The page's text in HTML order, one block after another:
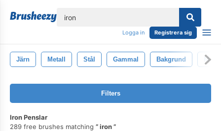
Logga in Registrera sig
Järn Metall Stål Gammal Bakgrund
Filters
Iron Penslar
289 free brushes matching
iron